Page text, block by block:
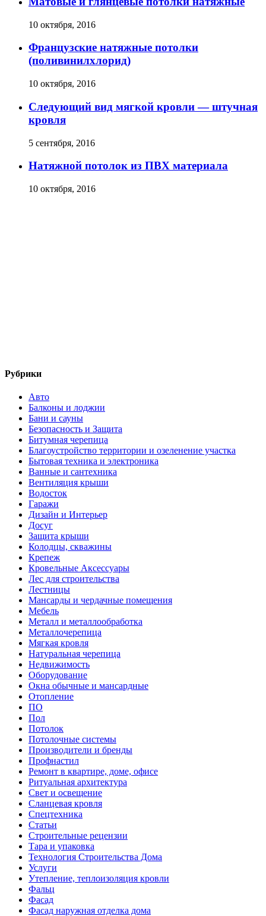
10 октября, 2016
Французские натяжные потолки
(поливинилхлорид)
10 октября, 2016
Следующий вид мягкой кровли — штучная
кровля
5 сентября, 2016
Натяжной потолок из ПВХ материала
10 октября, 2016
Рубрики
Авто
Балконы и лоджии
Бани и сауны
Безопасность и Защита
Битумная черепица
Благоустройство территории и озеленение участка
Бытовая техника и электроника
Ванные и сантехника
Вентиляция крыши
Водосток
Гаражи
Дизайн и Интерьер
Досуг
Защита крыши
Колодцы, скважины
Крепеж
Кровельные Аксессуары
Лес для строительства
Лестницы
Мансарды и чердачные помещения
Мебель
Металл и металлообработка
Металлочерепица
Мягкая кровля
Натуральная черепица
Недвижимость
Оборудование
Окна обычные и мансардные
Отопление
ПО
Пол
Потолок
Потолочные системы
Производители и бренды
Профнастил
Ремонт в квартире, доме, офисе
Ритуальная архитектура
Свет и освещение
Сланцевая кровля
Спецтехника
Статьи
Строительные рецензии
Тара и упаковка
Технология Строительства Дома
Услуги
Утепление, теплоизоляция кровли
Фальц
Фасад
Фасад наружная отделка дома